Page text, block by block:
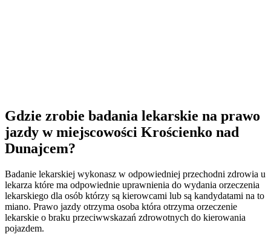
Gdzie zrobie badania lekarskie na prawo
jazdy w miejscowości Krościenko nad
Dunajcem?
Badanie lekarskiej wykonasz w odpowiedniej przechodni zdrowia u
lekarza które ma odpowiednie uprawnienia do wydania orzeczenia
lekarskiego dla osób którzy są kierowcami lub są kandydatami na to
miano. Prawo jazdy otrzyma osoba która otrzyma orzeczenie
lekarskie o braku przeciwwskazań zdrowotnych do kierowania
pojazdem.